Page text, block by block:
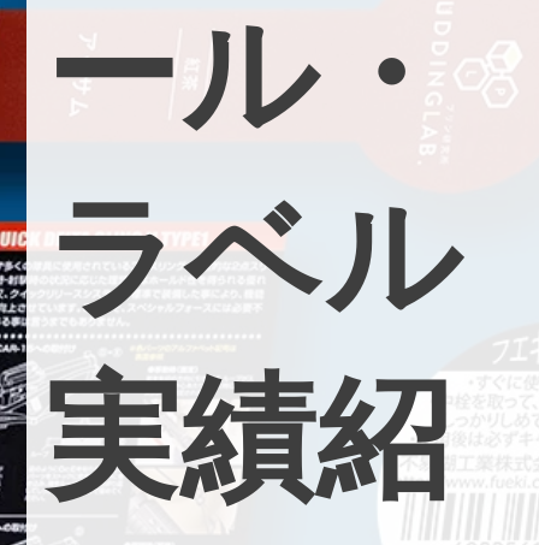
ール・
ラベル
実績紹